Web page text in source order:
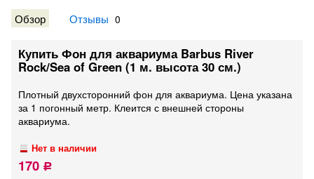
Обзор Отзывы 0
Купить Фон для аквариума Barbus River
Rock/Sea of Green (1 м. высота 30 см.)
Плотный двухсторонний фон для аквариума. Цена указана
за 1 погонный метр. Клеится с внешней стороны
аквариума.
Нет в наличии
170 Р